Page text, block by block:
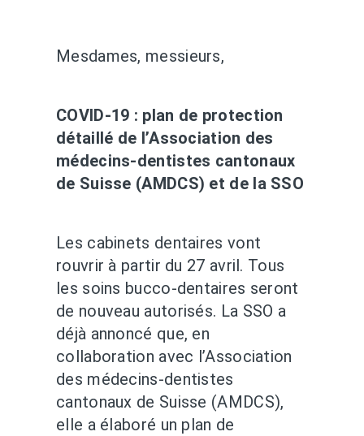
Mesdames, messieurs,
COVID-19 : plan de protection
détaillé de l’Association des
médecins-dentistes cantonaux
de Suisse (AMDCS) et de la SSO
Les cabinets dentaires vont
rouvrir à partir du 27 avril. Tous
les soins bucco-dentaires seront
de nouveau autorisés. La SSO a
déjà annoncé que, en
collaboration avec l’Association
des médecins-dentistes
cantonaux de Suisse (AMDCS),
elle a élaboré un plan de